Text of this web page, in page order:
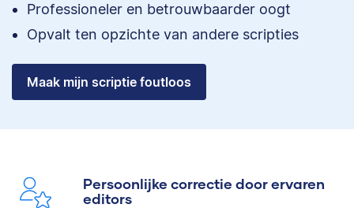
Professioneler en betrouwbaarder oogt
Opvalt ten opzichte van andere scripties
Maak mijn scriptie foutloos
Persoonlijke correctie door ervaren
editors